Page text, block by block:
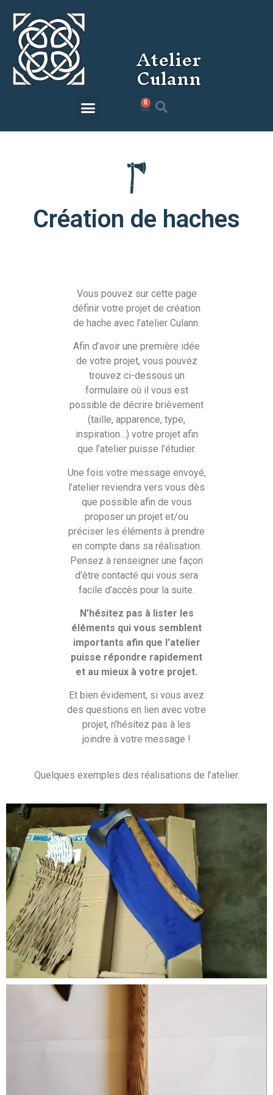
Atelier
Culann
0
Création de haches
Vous pouvez sur cette page
définir votre projet de création
de hache avec l’atelier Culann.
Afin d’avoir une première idée
de votre projet, vous pouvez
trouvez ci-dessous un
formulaire où il vous est
possible de décrire brièvement
(taille, apparence, type,
inspiration…) votre projet afin
que l’atelier puisse l’étudier.
Une fois votre message envoyé,
l’atelier reviendra vers vous dès
que possible afin de vous
proposer un projet et/ou
préciser les éléments à prendre
en compte dans sa réalisation.
Pensez à renseigner une façon
d’être contacté qui vous sera
facile d’accès pour la suite.
N’hésitez pas à lister les
éléments qui vous semblent
importants afin que l’atelier
puisse répondre rapidement
et au mieux à votre projet.
Et bien évidement, si vous avez
des questions en lien avec votre
projet, n’hésitez pas à les
joindre à votre message !
Quelques exemples des réalisations de l’atelier.